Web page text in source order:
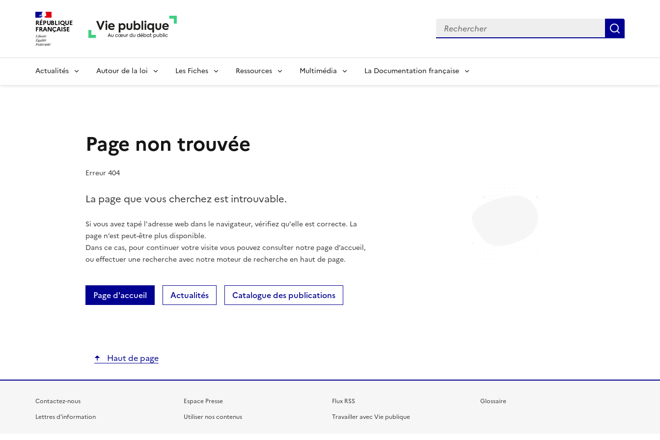
RÉPUBLIQUE
FRANÇAISE Recherche
Actualités Autour de la loi Les Fiches Ressources Multimédia La Documentation française
Page non trouvée
Erreur 404
La page que vous cherchez est introuvable.
Si vous avez tapé l'adresse web dans le navigateur, vérifiez qu'elle est correcte. La
page n’est peut-être plus disponible.
Dans ce cas, pour continuer votre visite vous pouvez consulter notre page d’accueil,
ou effectuer une recherche avec notre moteur de recherche en haut de page.
Page d'accueil Actualités Catalogue des publications
Haut de page
Contactez-nous
Lettres d'information
Espace Presse
Utiliser nos contenus
Flux RSS
Travailler avec Vie publique
Glossaire